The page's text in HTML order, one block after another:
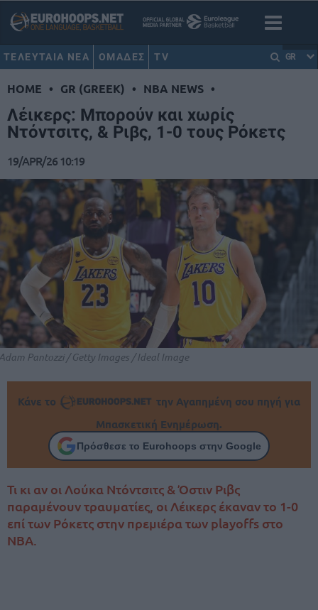
ΤΕΛΕΥΤΑΙΑ ΝΕΑ ΟΜΑΔΕΣ TV GR
HOME • GR (GREEK) • NBA NEWS •
Λέικερς: Μπορούν και χωρίς
Ντόντσιτς, & Ριβς, 1-0 τους Ρόκετς
19/APR/26 10:19
Pantozzi / Getty Images / Ideal Image
Κάνε το
την Αγαπημένη σου πηγή για
Μπασκετική Ενημέρωση.
Πρόσθεσε το Eurohoops στην Google
Τι κι αν οι Λούκα Ντόντσιτς & Όστιν Ριβς
παραμένουν τραυματίες, οι Λέικερς έκαναν το 1-0
επί των Ρόκετς στην πρεμιέρα των playoffs στο
NBA.